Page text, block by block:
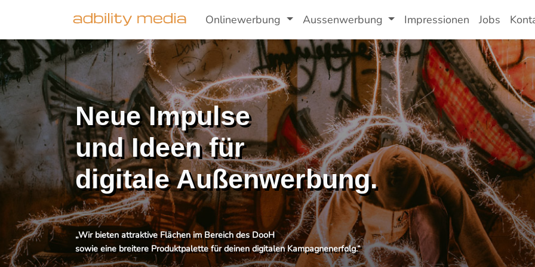
Onlinewerbung Aussenwerbung Impressionen Jobs
Neue Impulse
und Ideen für
digitale Außenwerbung.
„Wir bieten attraktive Flächen im Bereich des DooH
sowie eine breitere Produktpalette für deinen digitalen Kampagnenerfolg.“